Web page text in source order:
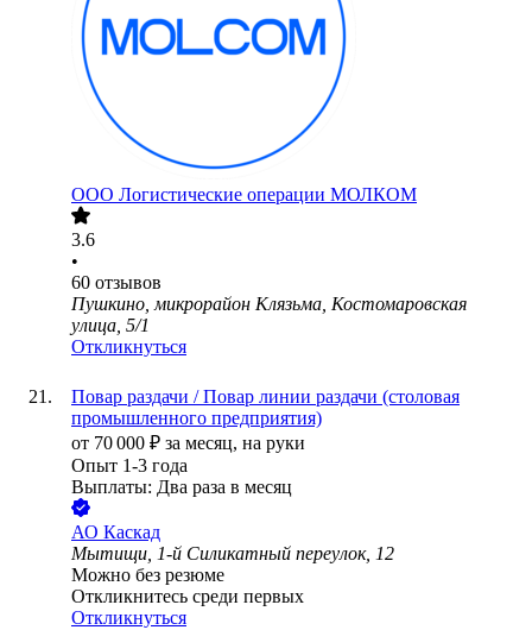
ООО Логистические операции МОЛКОМ
3.6
•
60 отзывов
Пушкино, микрорайон Клязьма, Костомаровская
улица, 5/1
Откликнуться
Повар раздачи / Повар линии раздачи (столовая
промышленного предприятия)
от 70 000 ₽ за месяц, на руки
Опыт 1-3 года
Выплаты: Два раза в месяц
АО Каскад
Мытищи, 1-й Силикатный переулок, 12
Можно без резюме
Откликнитесь среди первых
Откликнуться